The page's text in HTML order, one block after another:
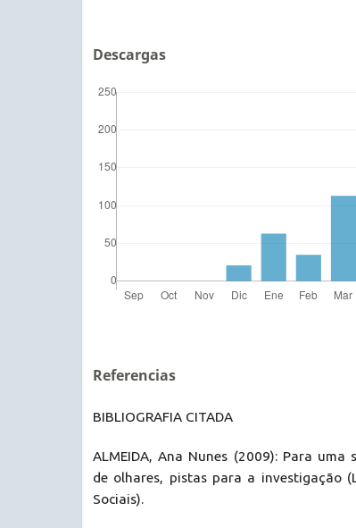
Descargas
Referencias
BIBLIOGRAFIA CITADA
ALMEIDA, Ana Nunes (2009): Para
de olhares, pistas para a investigação
Sociais).